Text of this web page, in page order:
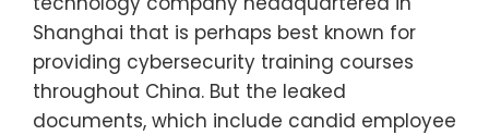
Shanghai that is perhaps best known for
providing cybersecurity training courses
throughout China. But the leaked
documents, which include candid employee